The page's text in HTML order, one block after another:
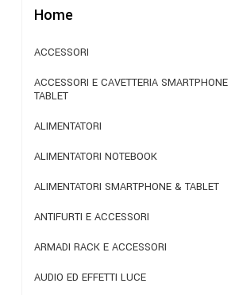
Home
ACCESSORI
ACCESSORI E CAVETTERIA SMARTPHONE
TABLET
ALIMENTATORI
ALIMENTATORI NOTEBOOK
ALIMENTATORI SMARTPHONE & TABLET
ANTIFURTI E ACCESSORI
ARMADI RACK E ACCESSORI
AUDIO ED EFFETTI LUCE